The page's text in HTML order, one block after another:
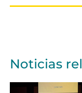
Noticias